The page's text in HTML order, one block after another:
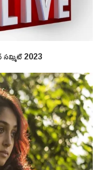
సమ్మిట్ 2023